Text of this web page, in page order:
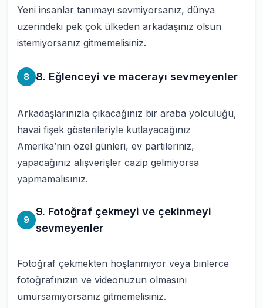
Yeni insanlar tanımayı sevmiyorsanız, dünya
üzerindeki pek çok ülkeden arkadaşınız olsun
istemiyorsanız gitmemelisiniz.
8 8. Eğlenceyi ve macerayı sevmeyenler
Arkadaşlarınızla çıkacağınız bir araba yolculuğu,
havai fişek gösterileriyle kutlayacağınız
Amerika’nın özel günleri, ev partileriniz,
yapacağınız alışverişler cazip gelmiyorsa
yapmamalısınız.
9
9. Fotoğraf çekmeyi ve çekinmeyi
sevmeyenler
Fotoğraf çekmekten hoşlanmıyor veya binlerce
fotoğrafınızın ve videonuzun olmasını
umursamıyorsanız gitmemelisiniz.